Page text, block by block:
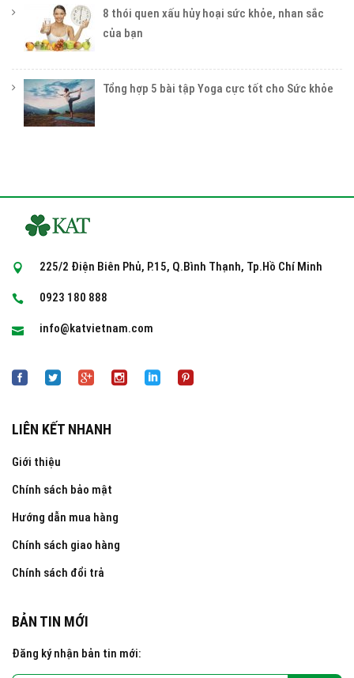
8 thói quen xấu hủy hoại sức khỏe, nhan sắc
của bạn
Tổng hợp 5 bài tập Yoga cực tốt cho Sức khỏe
225/2 Điện Biên Phủ, P.15, Q.Bình Thạnh, Tp.Hồ Chí Minh
0923 180 888
info@katvietnam.com
LIÊN KẾT NHANH
Giới thiệu
Chính sách bảo mật
Hướng dẫn mua hàng
Chính sách giao hàng
Chính sách đổi trả
BẢN TIN MỚI
Đăng ký nhận bản tin mới: